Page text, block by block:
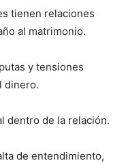
tienen relaciones
al matrimonio.
y tensiones
dinero.
dentro de la relación.
de entendimiento,